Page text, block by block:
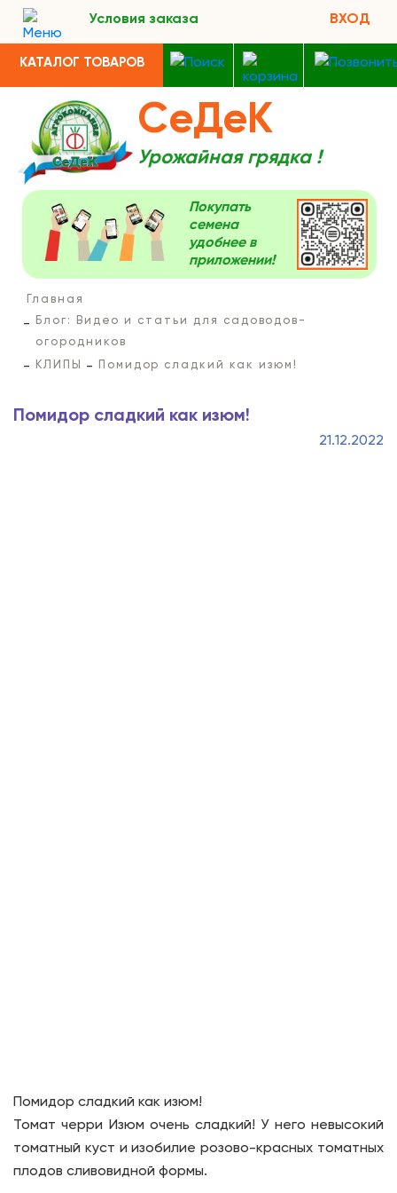
Условия заказа ВХОД
КАТАЛОГ ТОВАРОВ
СеДеК
Урожайная грядка !
Покупать
семена
удобнее в
приложении!
Главная
Блог: Видео и статьи для садоводов-
огородников
КЛИПЫ
Помидор сладкий как изюм!
Помидор сладкий как изюм!
21.12.2022
Помидор сладкий как изюм!
Томат черри Изюм очень сладкий! У него невысокий
томатный куст и изобилие розово-красных томатных
плодов сливовидной формы.